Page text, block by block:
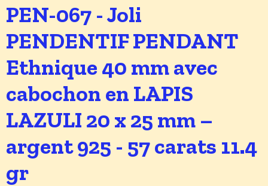
PEN-067 - Joli
PENDENTIF PENDANT
Ethnique 40 mm avec
cabochon en LAPIS
LAZULI 20 x 25 mm –
argent 925 - 57 carats 11.4
gr